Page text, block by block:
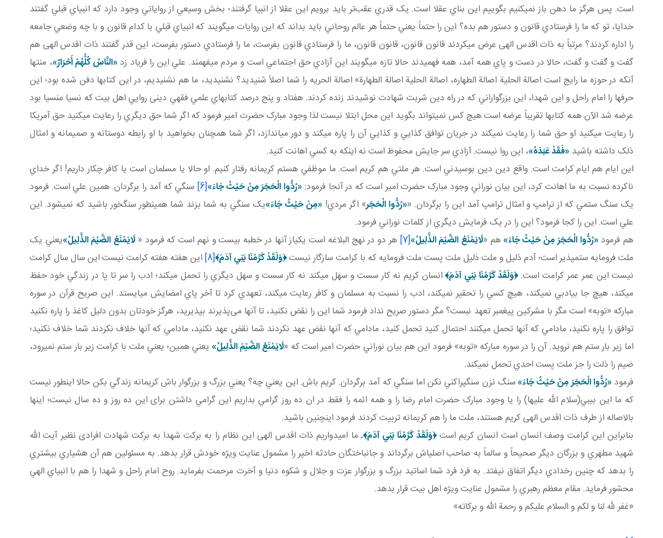
است. پس هرگز ما دهن باز نمي کنيم بگوييم اين بناي عقلا است. يک قدري عقب‌تر بايد برويم اين عقلا از انبيا گرفتند؛ بخش وسيعي از رواياتي وجود دارد که انبياي قبلي گفتند
خدايا، تو که ما را فرستادي قانون و دستور هم بده؟ اين را حتماً يعني حتماً هر عالم روحاني بايد بداند که اين روايات مي گويند که انبياي قبلي با کدام قانون و با چه وضعي جامعه
را اداره کردند؟ مرتباً به ذات اقدس الهی عرض مي کردند قانون قانون، قانون قانون، ما را فرستادي قانون بفرست، ما را فرستادي دستور بفرست، اين قدر گفتند ذات اقدس الهی هم
گفت و گفت و گفت، حالا در دست و پاي همه آمد، همه فهميدند حالا تازه مي گويند اين آزادي حق اجتماعي است و مردم مي فهمند. علي اين را فرياد زد«النَّاسُ كُلُّهُمْ أَحْرَارٌ»، منتها
آنکه در حوزه ما رايج است اصالة الحلية اصالة الطهاره، اصالة الحلية اصالة الطهارة» اصالة الحريه را شما اصلاً شنيديد؟ نشنيديد، ما هم نشنيديم، در اين کتاب ها دفن شده بود؛ اين
حرف ها را امام راحل و اين شهدا، اين بزرگواراني که در راه دين شربت شهادت نوشيدند زنده کردند. هفتاد و پنج درصد کتاب هاي علمي فقهي دينی روايي اهل بيت که نسيا منسيا بود
عرضه شد الآن همه کتاب ها تقريباً عرضه است هيچ کس نمي تواند بگويد اين محل ابتلا نيست لذا وجود مبارک حضرت امير فرمود که اگر شما حق ديگري را رعايت مي کنيد حق آمريکا
را رعايت مي کنيد او حق شما را رعايت نمي کند در جريان توافق کذايي و کذايي آن را پاره مي کند و دور مي اندازد، اگر شما همچنان بخواهيد با او رابطه دوستانه و صميمانه و امثال
ذلک داشته باشيد «فَقَدْ عَبَدَهُ‏»، اين روا نيست. آزادي سر جايش محفوظ است نه اينکه به کسي اهانت کنيد.
اين ايام هم ايام کرامت است. واقع دين دين بوسيدني است. هر ملتي هم کريم است. ما موظفي هستم کريمانه رفتار کنيم. او حالا يا مسلمان است يا کافر چکار داريم! اگر خداي
ناکرده نسبت به ما اهانت کرد، اين بيان نوراني وجود مبارک حضرت امير است که در آنجا فرمود:«رُدُّوا الْحَجَرَ مِنْ حَيْثُ جَاءَ»[6]
سنگي که آمد را برگردان. همين علي است. فرمود
يک سنگ ستمي که از ترامپ و امثال ترامپ آمد اين را برگردان. ««رُدُّوا الْحَجَر» اگر مردي! «مِنْ حَيْثُ جَاءَ»يک سنگي به شما بزند شما همين طور سنگ خور باشيد که نمي شود. اين
علي است. اين را کجا فرمود؟ اين را در يک فرمايش ديگري از کلمات نوراني فرمود.
هم فرمود«رُدُّوا الْحَجَرَ مِنْ حَيْثُ جَاءَ»هم «لَايَمْنَعُ الضَّيْمَ الذَّلِيلُ‏»[7] هر دو در نهج البلاغه است يکي از آنها در خطبه بيست و نهم است که فرمود « لَايَمْنَعُ الضَّيْمَ الذَّلِيلُ‏»يعني يک
ملت فرومايه ستم پذير است؛ آدم ذليل و ملت ذليل ملت پست ملت فرومايه که با کرامت سازگار نيست﴿وَلَقَدْ كَرَّمْنَا بَنِي آدَمَ﴾[8]
اين هفته هفته کرامت نيست اين سال سال کرامت
نيست اين عمر عمر کرامت است.﴿وَلَقَدْ كَرَّمْنَا بَنِي آدَمَ﴾انسان کريم نه کار سست و سهل مي کند نه کار سست و سهل ديگري را تحمل مي کند؛ ادب را سر تا پا در زندگي خود حفظ
مي کند، هيچ جا بي ادبي نمي کند، هيچ کسي را تحقير نمي کند، ادب را نسبت به مسلمان و کافر رعايت مي کند، تعهدي کرد تا آخر پاي امضايش مي ايستد. اين صريح قرآن در سوره
مبارکه «توبه» است مگر با مشرکين پيغمبر تعهد نبست؟ مگر دستور صريح نداد فرمود شما اين را نقض نکنيد، تا آنها می‌پذيرند بپذيريد، هرگز خودتان بدون دليل کاغذ را پاره نکنيد
توافق را پاره نکنيد، مادامي که آنها تحمل مي کنند احتمال کنيد تحمل کنيد، مادامي که آنها نقض عهد نکردند شما نقض عهد نکنيد، مادامي که آنها خلاف نکردند شما خلاف نکنيد؛
اما زير بار ستم هم نرويد. آن را در سوره مبارکه «توبه» فرمود اين هم بيان نوراني حضرت امير است که «لَايَمْنَعُ الضَّيْمَ الذَّلِيلُ‏» يعني همين؛ يعني ملت با کرامت زير بار ستم نمي رود،
ضيم را ذلت را جز ملت پست احدي تحمل نمي کند.
فرمود«رُدُّوا الْحَجَرَ مِنْ حَيْثُ جَاءَ»سنگ نزن سنگ پراکني نکن اما سنگي که آمد برگردان. کريم باش. اين يعني چه؟ يعني بزرگ و بزرگوار باش کريمانه زندگي بکن حالا اين طور نيست
که ما اين بي بي(سلام الله عليها) را يا وجود مبارک حضرت امام رضا را و همه ائمه را فقط در ان ده روز گرامي بداريم اين گرامي داشتن برای اين ده روز و ده سال نيست؛ اينها
بالاصاله از طرف ذات اقدس الهی کريم هستند، ملت ما را هم کريمانه تربيت کردند فرمود اين چنين باشيد.
بنابراين اين کرامت وصف انسان است انسان کريم است﴿وَلَقَدْ كَرَّمْنَا بَنِي آدَمَ﴾. ما اميدواريم ذات اقدس الهی اين نظام را به برکت شهدا به برکت شهادت افرادی نظير آيت الله
شهيد مطهري و بزرگان ديگر صحيحاً و سالماً به صاحب اصلي اش برگرداند و جانباختگان حادثه اخير را مشمول عنايت ويژه خودش قرار بدهد. به مسئولين هم آن هشياري بيشتري
را بدهد که چنين رخدادي ديگر اتفاق نيفتد. به فرد فرد شما اساتيد بزرگ و بزرگوار عزت و جلال و شکوه دنيا و آخرت مرحمت بفرمايد. روح امام راحل و شهدا را هم با انبياي الهي
محشور فرمايد. مقام معظم رهبري را مشمول عنايت ويژه اهل بيت قرار بدهد.
«غفر لله لنا و لکم و السلام عليکم و رحمة الله و برکاته»